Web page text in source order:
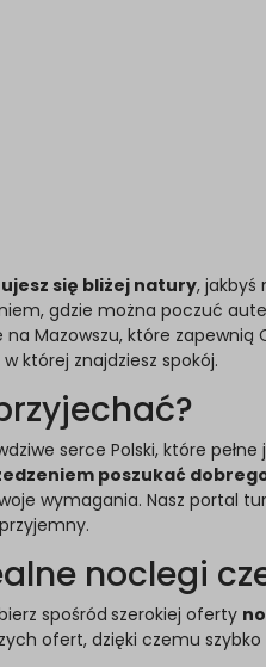
się bliżej natury, jakbyś
gdzie można poczuć
Mazowszu, które
której znajdziesz spokój.
serce Polski, które
poszukać
wymagania. Nasz portal
noclegi
spośród szerokiej oferty
ofert, dzięki czemu